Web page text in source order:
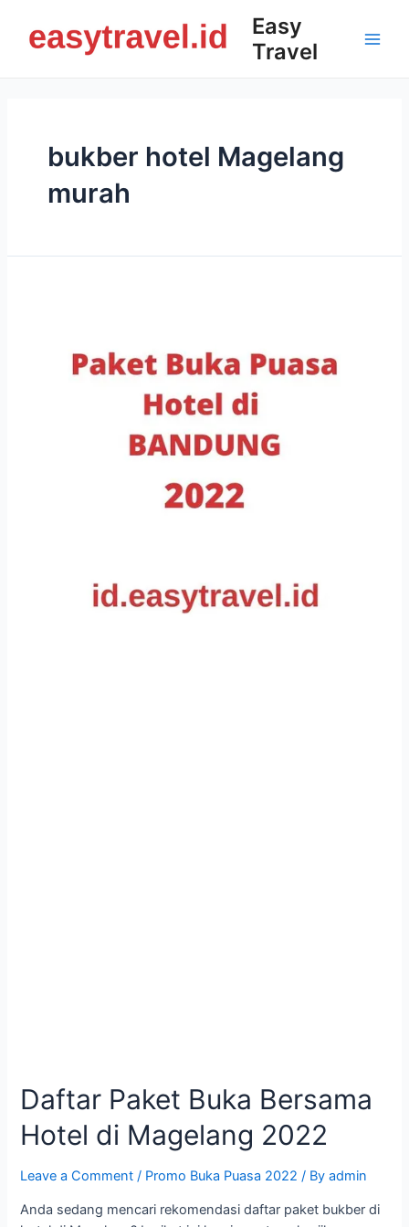
content
Easy
Travel
bukber hotel Magelang
murah
Daftar Paket Buka Bersama
Hotel di Magelang 2022
Leave a Comment / Promo Buka Puasa 2022 / Byadmin
Anda sedang mencari rekomendasi daftar paket bukber di